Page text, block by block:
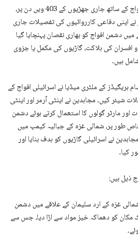
غزہ کی پٹی میں اسرائیلی افواج کے ساتھ جاری جھڑپوں کے 403 ویں دن پر،
نے اپنی دفاعی کارروائیوں کی تفصیلات جاری
دشمن افواج کو بھاری نقصان پہنچایا گیا
کی ہلاکت، گاڑیوں کی مکمل یا جزوی
ہیں۔
12 نومبر 2024، القسام بریگیڈز کے ملٹری میڈیا نے اسرائیلی افواج کے
شیئر کیں۔ مجاہدین نے اینٹی آرمر اور اینٹی
اور مارٹر گولوں کا استعمال کرتے ہوئے دشمن
طور پر، شمالی غزہ کے جبالیہ کیمپ میں
نے اسرائیلی گاڑیوں کو ہدف بنایا اور
کیا۔
ذیل ہیں:
شمالی غزہ کے ارد سلیمان کے علاقے میں دشمن
کو دھماکہ خیز مواد سے اڑا دیا، جس سے